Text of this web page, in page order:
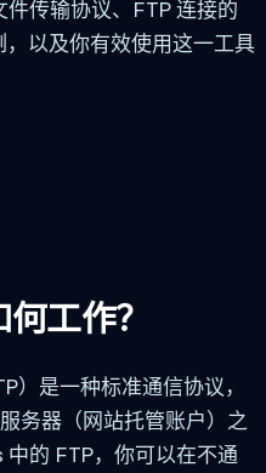
传输协议、FTP 连接的
以及你有效使用这一工具
工作？
）是一种标准通信协议，
务器（网站托管账户）之
的 FTP，你可以在不通